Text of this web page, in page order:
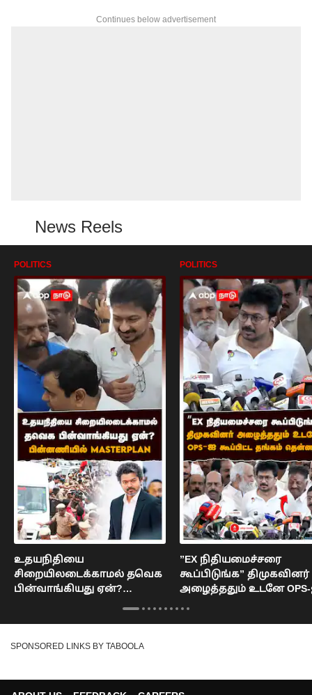
Continues below advertisement
News Reels
POLITICS
உதயநிதியை
சிறையிலடைக்காமல் தவெக
பின்வாங்கியது ஏன்?
POLITICS
”EX நிதியமைச்சரை
கூப்பிடுங்க” திமுகவினர்
அழைத்ததும் உடனே
SPONSORED LINKS BY TABOOLA